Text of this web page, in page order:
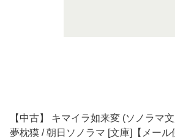
【中古】 キマイラ如来変 (ソノラマ
夢枕獏 / 朝日ソノラマ [文庫]【メール